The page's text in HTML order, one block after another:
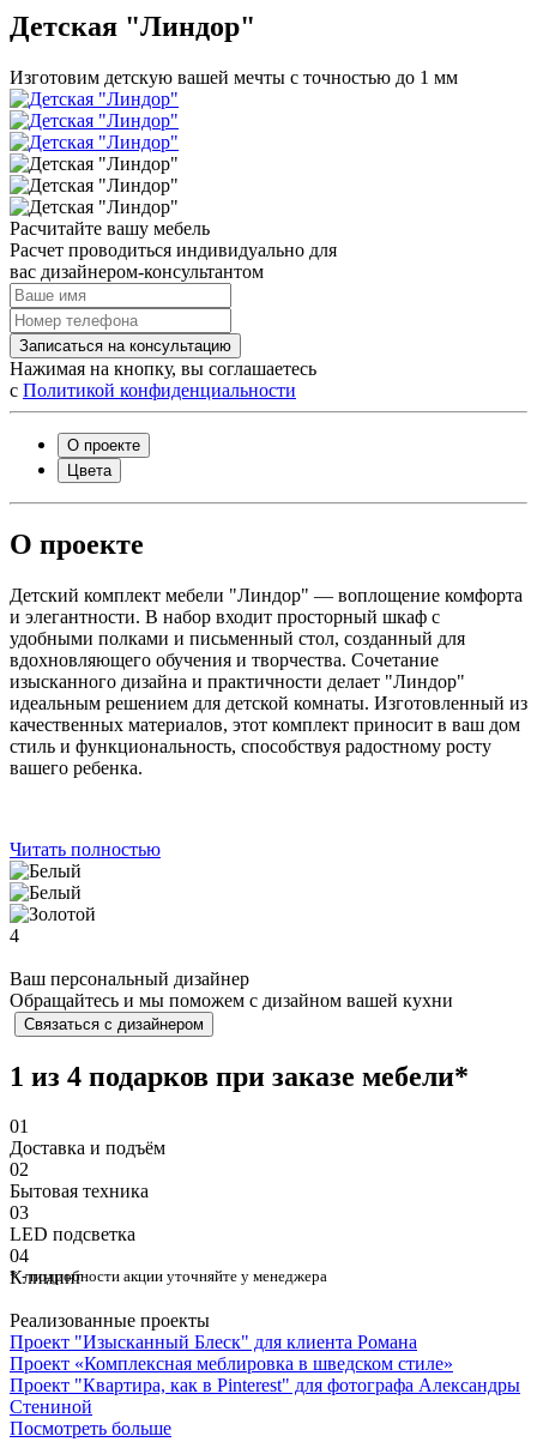
Детская "Линдор"
Изготовим детскую вашей мечты с точностью до 1 мм
Расчитайте вашу мебель
Расчет проводиться индивидуально для
вас дизайнером-консультантом
Записаться на консультацию
Нажимая на кнопку, вы соглашаетесь
с Политикой конфиденциальности
О проекте
Цвета
О проекте
Детский комплект мебели "Линдор" — воплощение комфорта
и элегантности. В набор входит просторный шкаф с
удобными полками и письменный стол, созданный для
вдохновляющего обучения и творчества. Сочетание
изысканного дизайна и практичности делает "Линдор"
идеальным решением для детской комнаты. Изготовленный из
качественных материалов, этот комплект приносит в ваш дом
стиль и функциональность, способствуя радостному росту
вашего ребенка.
Читать полностью
4
Ваш персональный дизайнер
Обращайтесь и мы поможем с дизайном вашей кухни
Связаться с дизайнером
1 из 4 подарков при заказе мебели*
01
Доставка и подъём
02
Бытовая техника
03
⁠LED подсветка
04
Клининг
* - подробности акции уточняйте у менеджера
Реализованные проекты
Проект "Изысканный Блеск" для клиента Романа
Проект «Комплексная меблировка в шведском стиле»
Проект "Квартира, как в Pinterest" для фотографа Александры
Стениной
Посмотреть больше